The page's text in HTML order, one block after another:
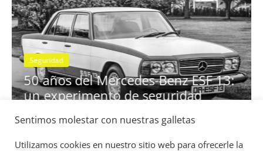
Seguridad
50 años del Mercedes-Benz ESF 13:
un experimento de seguridad
Sentimos molestar con nuestras galletas
Utilizamos cookies en nuestro sitio web para ofrecerle la